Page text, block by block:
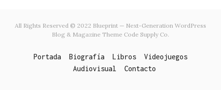
All Rights Reserved © 2022 Blueprint — Next-Generation WordPress
Blog & Magazine Theme Code Supply Co.
Portada Biografía Libros
Videojuegos
Audiovisual
Contacto